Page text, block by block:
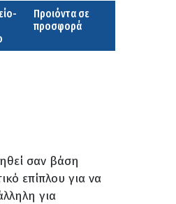
Προιόντα σε
προσφορά
σαν βάση
επίπλου για να
για